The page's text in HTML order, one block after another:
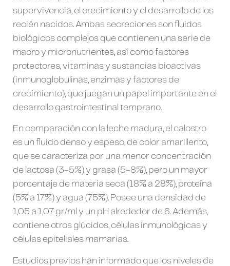
supervivencia, el crecimiento y el desarrollo de los
recién nacidos. Ambas secreciones son fluidos
biológicos complejos que contienen una serie de
macro y micronutrientes, así como factores
protectores, vitaminas y sustancias bioactivas
(inmunoglobulinas, enzimas y factores de
crecimiento), que juegan un papel importante en el
desarrollo gastrointestinal temprano.
En comparación con la leche madura, el calostro
es un fluido denso y espeso, de color amarillento,
que se caracteriza por una menor concentración
de lactosa (3-5%) y grasa (5-8%), pero un mayor
porcentaje de materia seca (18% a 28%), proteína
(5% a 17%) y agua (75%). Posee una densidad de
1,05 a 1,07 gr/ml y un pH alrededor de 6. Además,
contiene otros glúcidos, células inmunológicas y
células epiteliales mamarias.
Estudios previos han informado que los niveles de